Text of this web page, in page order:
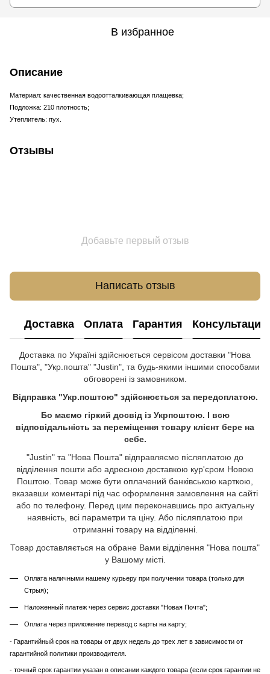
В избранное
Описание
Материал: качественная водоотталкивающая плащевка;
Подложка: 210 плотность;
Утеплитель: пух.
Отзывы
Добавьте первый отзыв
Написать отзыв
Доставка Оплата Гарантия Консультация
Доставка по Україні здійснюється сервісом доставки "Нова
Пошта", "Укр.пошта" "Justin", та будь-якими іншими способами
обговорені із замовником.
Відправка "Укр.поштою" здійснюється за передоплатою.
Бо маємо гіркий досвід із Укрпоштою. І всю
відповідальність за переміщення товару клієнт бере на
себе.
"Justin" та "Нова Пошта" відправляємо післяплатою до
відділення пошти або адресною доставкою кур'єром Новою
Поштою. Товар може бути оплачений банківською карткою,
вказавши коментарі під час оформлення замовлення на сайті
або по телефону. Перед цим переконавшись про актуальну
наявність, всі параметри та ціну. Або післяплатою при
отриманні товару на відділенні.
Товар доставляється на обране Вами відділення "Нова пошта"
у Вашому місті.
Оплата наличными нашему курьеру при получении товара (только для
Стрыя);
Наложенный платеж через сервис доставки "Новая Почта";
Оплата через приложение перевод с карты на карту;
- Гарантийный срок на товары от двух недель до трех лет в зависимости от
гарантийной политики производителя.
- точный срок гарантии указан в описании каждого товара (если срок гарантии не